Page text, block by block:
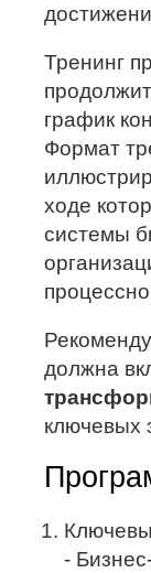
Тренинг
график
Формат
ходе
системы
должна
ключевых
-